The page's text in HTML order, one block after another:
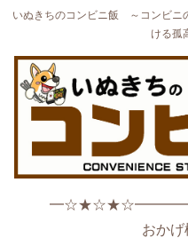
いぬきちのコンビニ飯 ～コンビニ
ける孤
おかげ